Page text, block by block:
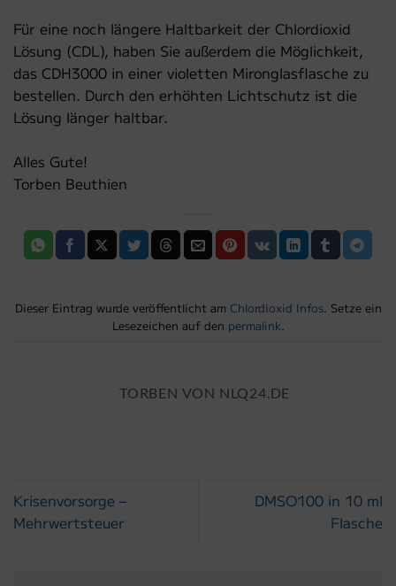
Für eine noch längere Haltbarkeit der Chlordioxid
Lösung (CDL), haben Sie außerdem die Möglichkeit,
das CDH3000 in einer violetten Mironglasflasche zu
bestellen. Durch den erhöhten Lichtschutz ist die
Lösung länger haltbar.
Alles Gute!
Torben Beuthien
Dieser Eintrag wurde veröffentlicht am Chlordioxid Infos. Setze ein
Lesezeichen auf den permalink
TORBEN VON NLQ24.DE
Krisenvorsorge –
Mehrwertsteuer
DMSO100 in 10 ml
Flasche